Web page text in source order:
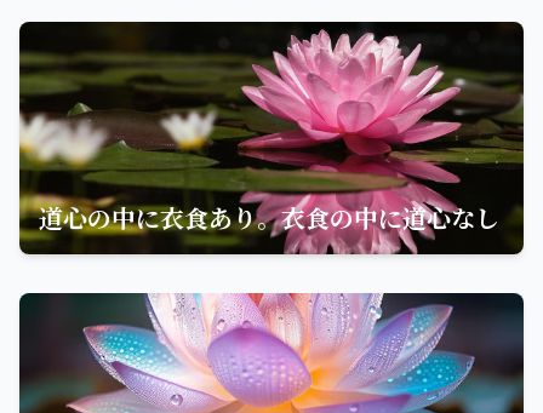
道心の中に衣食あり。衣食の中に道心なし